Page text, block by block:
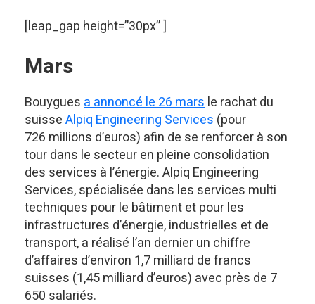
[leap_gap height=”30px” ]
Mars
Bouyguesa annoncé le 26 marsle rachat du
suisseAlpiq Engineering Services(pour
726 millions d’euros) afin de se renforcer à son
tour dans le secteur en pleine consolidation
des services à l’énergie. Alpiq Engineering
Services, spécialisée dans les services multi
techniques pour le bâtiment et pour les
infrastructures d’énergie, industrielles et de
transport, a réalisé l’an dernier un chiffre
d’affaires d’environ 1,7 milliard de francs
suisses (1,45 milliard d’euros) avec près de 7
650 salariés.